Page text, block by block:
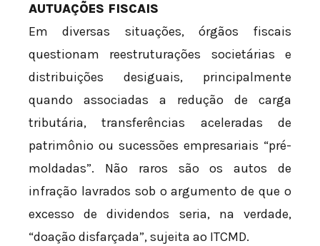
AUTUAÇÕES FISCAIS
Em diversas situações, órgãos fiscais
questionam reestruturações societárias e
distribuições desiguais, principalmente
quando associadas a redução de carga
tributária, transferências aceleradas de
patrimônio ou sucessões empresariais “pré-
moldadas”. Não raros são os autos de
infração lavrados sob o argumento de que o
excesso de dividendos seria, na verdade,
“doação disfarçada”, sujeita ao ITCMD.